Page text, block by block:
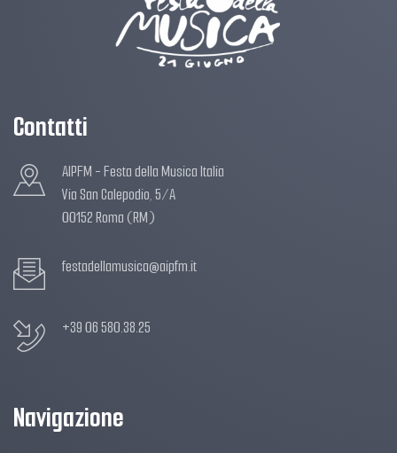
Contatti
AIPFM - Festa della Musica Italia
Via San Calepodio, 5/A
00152 Roma (RM)
festadellamusica@aipfm.it
+39 06 580.38.25
Navigazione